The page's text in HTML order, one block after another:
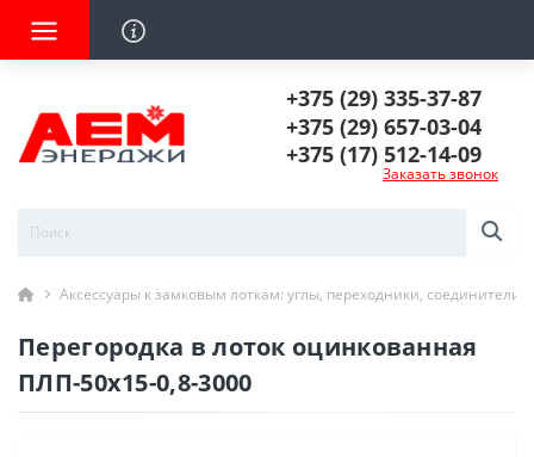
+375 (29) 335-37-87
+375 (29) 657-03-04
+375 (17) 512-14-09
Заказать звонок
Аксессуары к замковым лоткам: углы, переходники, соединители
Перегородка в лоток оцинкованная
ПЛП-50х15-0,8-3000